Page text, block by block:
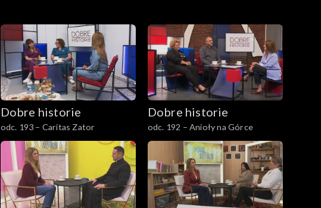
Dobre historie
odc. 193 – Caritas Zator
Dobre historie
odc. 192 – Anioły na Górce